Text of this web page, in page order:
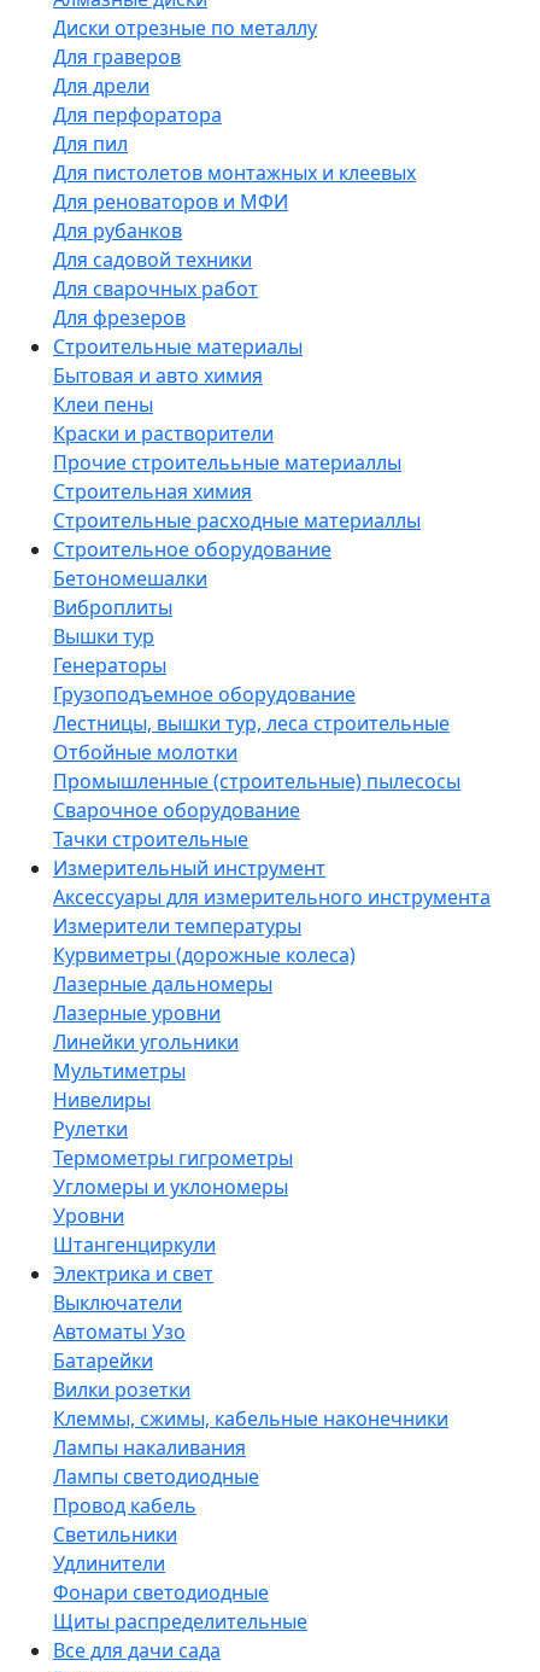
Диски отрезные по металлу
Для граверов
Для дрели
Для перфоратора
Для пил
Для пистолетов монтажных и клеевых
Для реноваторов и МФИ
Для рубанков
Для садовой техники
Для сварочных работ
Для фрезеров
Строительные материалы
Бытовая и авто химия
Клеи пены
Краски и растворители
Прочие строителььные материаллы
Строительная химия
Строительные расходные материаллы
Строительное оборудование
Бетономешалки
Виброплиты
Вышки тур
Генераторы
Грузоподъемное оборудование
Лестницы, вышки тур, леса строительные
Отбойные молотки
Промышленные (строительные) пылесосы
Сварочное оборудование
Тачки строительные
Измерительный инструмент
Аксессуары для измерительного инструмента
Измерители температуры
Курвиметры (дорожные колеса)
Лазерные дальномеры
Лазерные уровни
Линейки угольники
Мультиметры
Нивелиры
Рулетки
Термометры гигрометры
Угломеры и уклономеры
Уровни
Штангенциркули
Электрика и свет
Выключатели
Автоматы Узо
Батарейки
Вилки розетки
Клеммы, сжимы, кабельные наконечники
Лампы накаливания
Лампы светодиодные
Провод кабель
Светильники
Удлинители
Фонари светодиодные
Щиты распределительные
Все для дачи сада